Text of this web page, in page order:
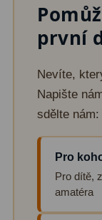
první
Nevíte,
Napište
sdělte nám:
Pro
Pro dítě,
amatéra